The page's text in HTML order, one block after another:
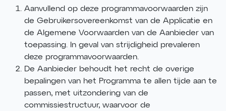
Aanvullend op deze programmavoorwaarden zijn
de Gebruikersovereenkomst van de Applicatie en
de Algemene Voorwaarden van de Aanbieder van
toepassing. In geval van strijdigheid prevaleren
deze programmavoorwaarden.
De Aanbieder behoudt het recht de overige
bepalingen van het Programma te allen tijde aan te
passen, met uitzondering van de
commissiestructuur, waarvoor de